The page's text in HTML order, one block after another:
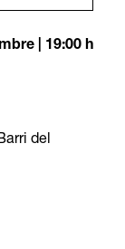
19:00 h
del